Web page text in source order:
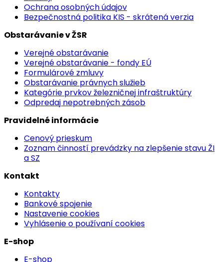
Ochrana osobných údajov
Bezpečnostná politika KIS - skrátená verzia
Obstarávanie v ŽSR
Verejné obstarávanie
Verejné obstarávanie - fondy EÚ
Formulárové zmluvy
Obstarávanie právnych služieb
Kategórie prvkov železničnej infraštruktúry
Odpredaj nepotrebných zásob
Pravidelné informácie
Cenový prieskum
Zoznam činností prevádzky na zlepšenie stavu ŽI
a SZ
Kontakt
Kontakty
Bankové spojenie
Nastavenie cookies
Vyhlásenie o používaní cookies
E-shop
E-shop